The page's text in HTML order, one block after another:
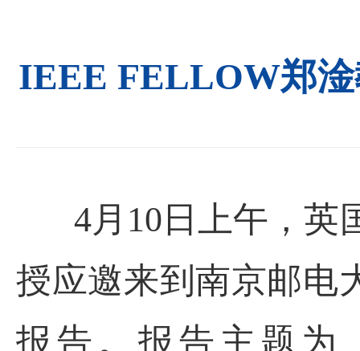
IEEE FELLOW郑
4月10日上午，英
授应邀来到南京邮电
报告。报告主题为《